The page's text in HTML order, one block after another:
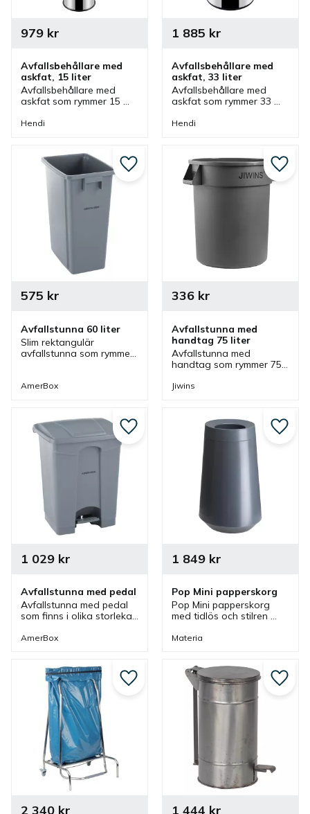
Avfallsbehållare med
askfat, 15 liter
Avfallsbehållare med
askfat som rymmer 15
Askkoppen är avtagbar
repor.
979kr
Hendi
Avfallsbehållare med
askfat, 33 liter
Avfallsbehållare med
askfat som rymmer 33
Askkoppen är avtagbar
repor.
1 885 kr
Hendi
Avfallstunna 60 liter
Slim rektangulär
avfallstunna som rymmer
lock. En avfallstunna för
575 kr
AmerBox
Lägg till i favoriter
Avfallstunna med
handtag 75 liter
Avfallstunna med
handtag som rymmer 75
kompletteras med olika
bra i olika miljöer.
336kr
Jiwins
Lägg
Avfallstunna med pedal
Avfallstunna med pedal
som finns i olika storlekar
det enkelt att öppna
1 029kr
AmerBox
Lägg till i favoriter
Pop Mini papperskorg
Pop Mini papperskorg
med tidlös och stilren
mindre storlek som
miljöer.
1 849kr
Materia
Lägg
2 340kr
Lägg till i favoriter
1 444 kr
Lägg